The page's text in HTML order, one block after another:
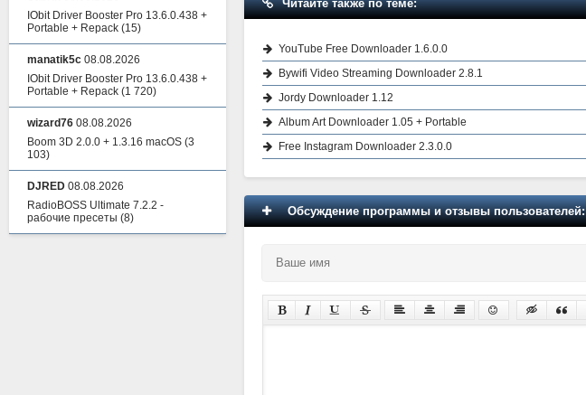
Читайте также по теме:
YouTube Free Downloader 1.6.0.0
Bywifi Video Streaming Downloader 2.8.1
Jordy Downloader 1.12
Album Art Downloader 1.05 + Portable
Free Instagram Downloader 2.3.0.0
Обсуждение программы и отзывы пользователей:
IObit Driver Booster Pro 13.6.0.438 +
Portable + Repack (15)
manatik5c 08.08.2026
IObit Driver Booster Pro 13.6.0.438 +
Portable + Repack (1 720)
wizard76 08.08.2026
Boom 3D 2.0.0 + 1.3.16 macOS (3
103)
DJRED 08.08.2026
RadioBOSS Ultimate 7.2.2 -
рабочие пресеты (8)